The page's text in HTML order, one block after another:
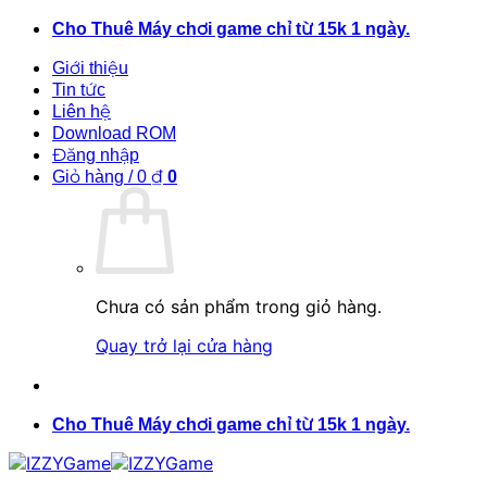
dung
Cho Thuê Máy chơi game chỉ từ 15k 1 ngày.
Giới thiệu
Tin tức
Liên hệ
Download ROM
Đăng nhập
Giỏ hàng /0 ₫ 0
Chưa có sản phẩm trong giỏ hàng.
Quay trở lại cửa hàng
Cho Thuê Máy chơi game chỉ từ 15k 1 ngày.